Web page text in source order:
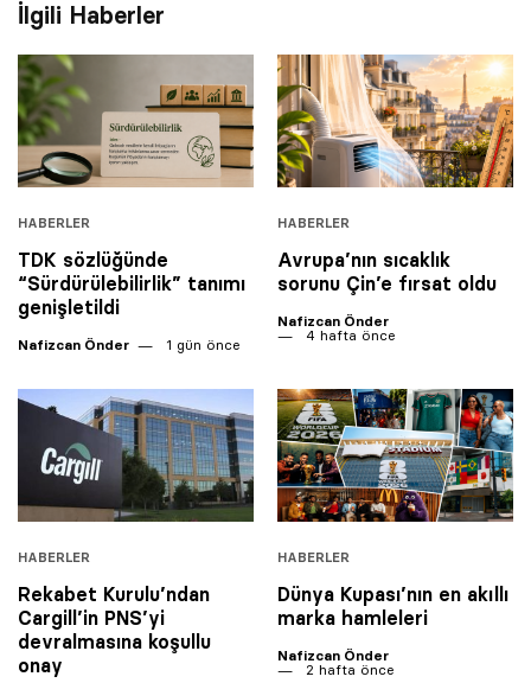
İlgili Haberler
HABERLER
TDK sözlüğünde
“Sürdürülebilirlik” tanımı
genişletildi
Nafizcan Önder 1 gün önce
HABERLER
Avrupa’nın sıcaklık
sorunu Çin’e fırsat oldu
Nafizcan Önder
4 hafta önce
HABERLER
Rekabet Kurulu’ndan
Cargill’in PNS’yi
devralmasına koşullu
onay
HABERLER
Dünya Kupası’nın en akıllı
marka hamleleri
Nafizcan Önder
2 hafta önce